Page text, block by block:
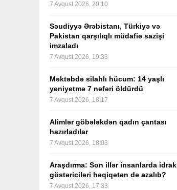
7 Avqust 2026, 20:10
Səudiyyə Ərəbistanı, Türkiyə və
Pakistan qarşılıqlı müdafiə sazişi
imzaladı
7 Avqust 2026, 19:33
Məktəbdə silahlı hücum: 14 yaşlı
yeniyetmə 7 nəfəri öldürdü
7 Avqust 2026, 18:17
Alimlər göbələkdən qadın çantası
hazırladılar
7 Avqust 2026, 18:03
Araşdırma: Son illər insanlarda idrak
göstəriciləri həqiqətən də azalıb?
7 Avqust 2026, 17:33